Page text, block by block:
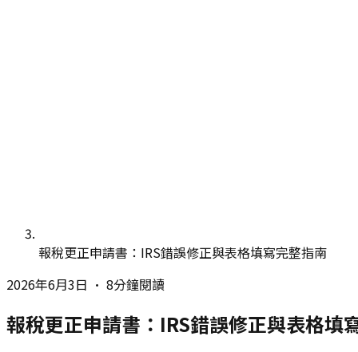
報稅更正申請書：IRS錯誤修正與表格填寫完整指南
2026年6月3日 • 8分鐘閱讀
報稅更正申請書：IRS錯誤修正與表格填